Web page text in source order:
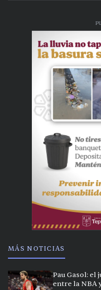
MÁS NOTICIAS
Pau Gasol:
entre la NBA